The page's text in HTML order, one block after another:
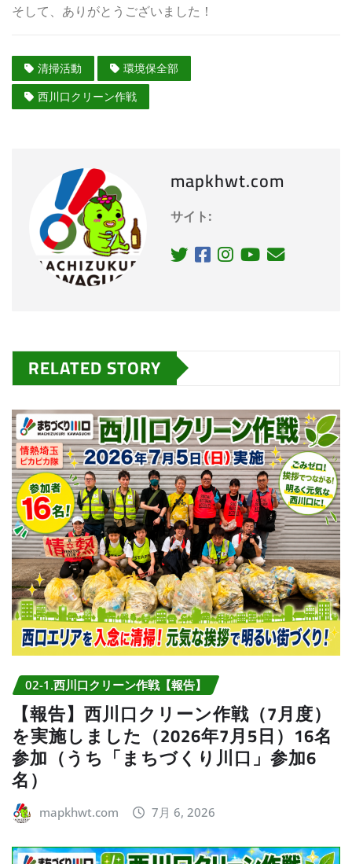
そして、ありがとうございました！
清掃活動
環境保全部
西川口クリーン作戦
mapkhwt.com
サイト:
RELATED STORY
02-1.西川口クリーン作戦【報告】
【報告】西川口クリーン作戦（7月度）
を実施しました（2026年7月5日）16名
参加（うち「まちづくり川口」参加6
名）
mapkhwt.com 7月 6, 2026